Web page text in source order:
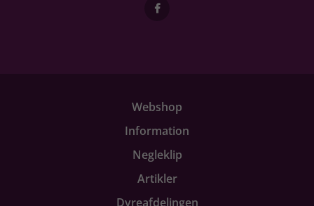
Webshop
Information
Negleklip
Artikler
Dyreafdelingen